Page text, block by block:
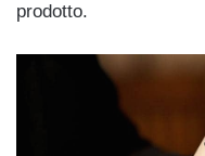
prodotto.